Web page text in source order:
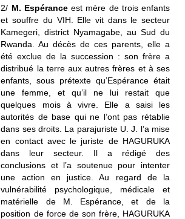
2/ M. Espéranceest mère de trois enfants
et souffre du VIH. Elle vit dans le secteur
Kamegeri, district Nyamagabe, au Sud du
Rwanda. Au décès de ces parents, elle a
été exclue de la succession : son frère a
distribué la terre aux autres frères et à ses
enfants, sous prétexte qu’Espérance était
une femme, et qu’il ne lui restait que
quelques mois à vivre. Elle a saisi les
autorités de base qui ne l’ont pas rétablie
dans ses droits. La parajuriste U. J. l’a mise
en contact avec le juriste de HAGURUKA
dans leur secteur. Il a rédigé des
conclusions et l’a soutenue pour intenter
une action en justice. Au regard de la
vulnérabilité psychologique, médicale et
matérielle de M. Espérance, et de la
position de force de son frère, HAGURUKA